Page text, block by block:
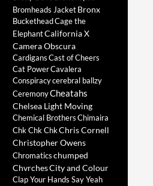
Bromheads JacketBronx
BucketheadCage the
ElephantCalifornia X
Camera Obscura
CardigansCast of Cheers
Cat PowerCavalera
Conspiracycerebral ballzy
CeremonyCheatahs
Chelsea Light Moving
Chemical BrothersChimaira
Chk Chk ChkChris Cornell
Christopher Owens
Chromaticschumped
ChvrchesCity and Colour
Clap Your Hands Say Yeah